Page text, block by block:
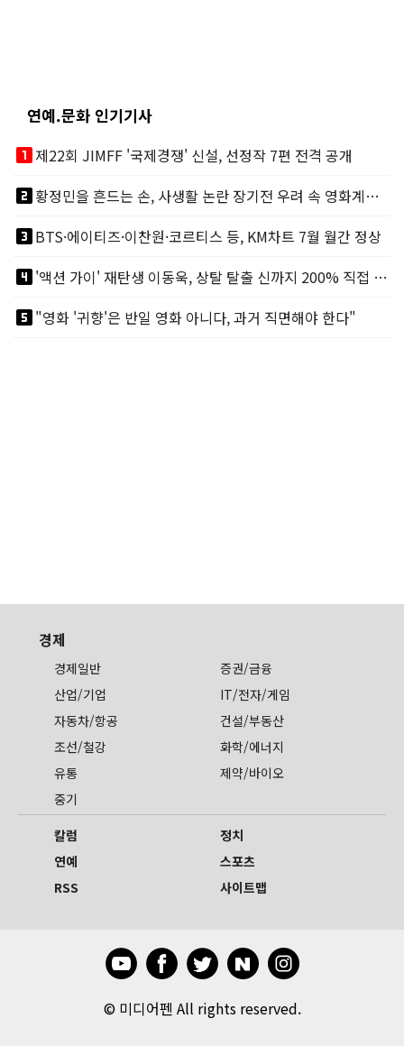
연예.문화 인기기사
looks_one제22회 JIMFF '국제경쟁' 신설, 선정작 7편 전격 공개
looks_two
황정민을 흔드는 손, 사생활 논란 장기전 우려 속 영화계도 리스크
looks_3BTS·에이티즈·이찬원·코르티스 등, KM차트 7월 월간 정상
looks_4
'액션 가이' 재탄생 이동욱, 상탈 탈출 신까지 200% 직접 소화
looks_5"영화 '귀향'은 반일 영화 아니다, 과거 직면해야 한다"
경제
경제일반
증권/금융
산업/기업
IT/전자/게임
자동차/항공
건설/부동산
조선/철강
화학/에너지
유통
제약/바이오
중기
칼럼
정치
연예
스포츠
RSS
사이트맵
© 미디어펜 All rights reserved.